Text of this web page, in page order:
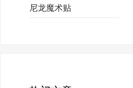
尼龙魔术贴